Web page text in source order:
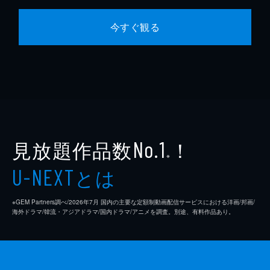
今すぐ観る
見放題作品数No.1 ※ ！
U-NEXTとは
※GEM Partners調べ/2026年7⽉ 国内の主要な定額制動画配信サービスにおける洋画/邦画/
海外ドラマ/韓流・アジアドラマ/国内ドラマ/アニメを調査。別途、有料作品あり。